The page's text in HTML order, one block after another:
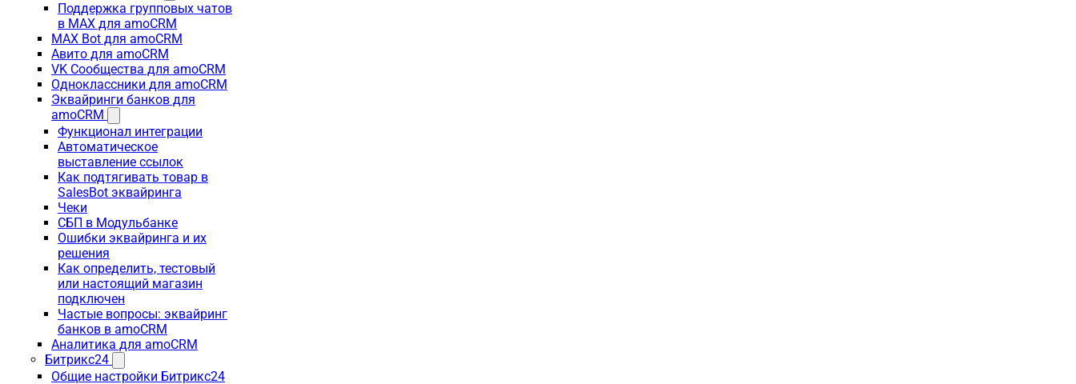
Поддержка групповых чатов
в MAX для amoCRM
MAX Bot для amoCRM
Авито для amoCRM
VK Сообщества для amoCRM
Одноклассники для amoCRM
Эквайринги банков для
amoCRM
Функционал интеграции
Автоматическое
выставление ссылок
Как подтягивать товар в
SalesBot эквайринга
Чеки
СБП в Модульбанке
Ошибки эквайринга и их
решения
Как определить, тестовый
или настоящий магазин
подключен
Частые вопросы: эквайринг
банков в amoCRM
Аналитика для amoCRM
Битрикс24
Общие настройки Битрикс24